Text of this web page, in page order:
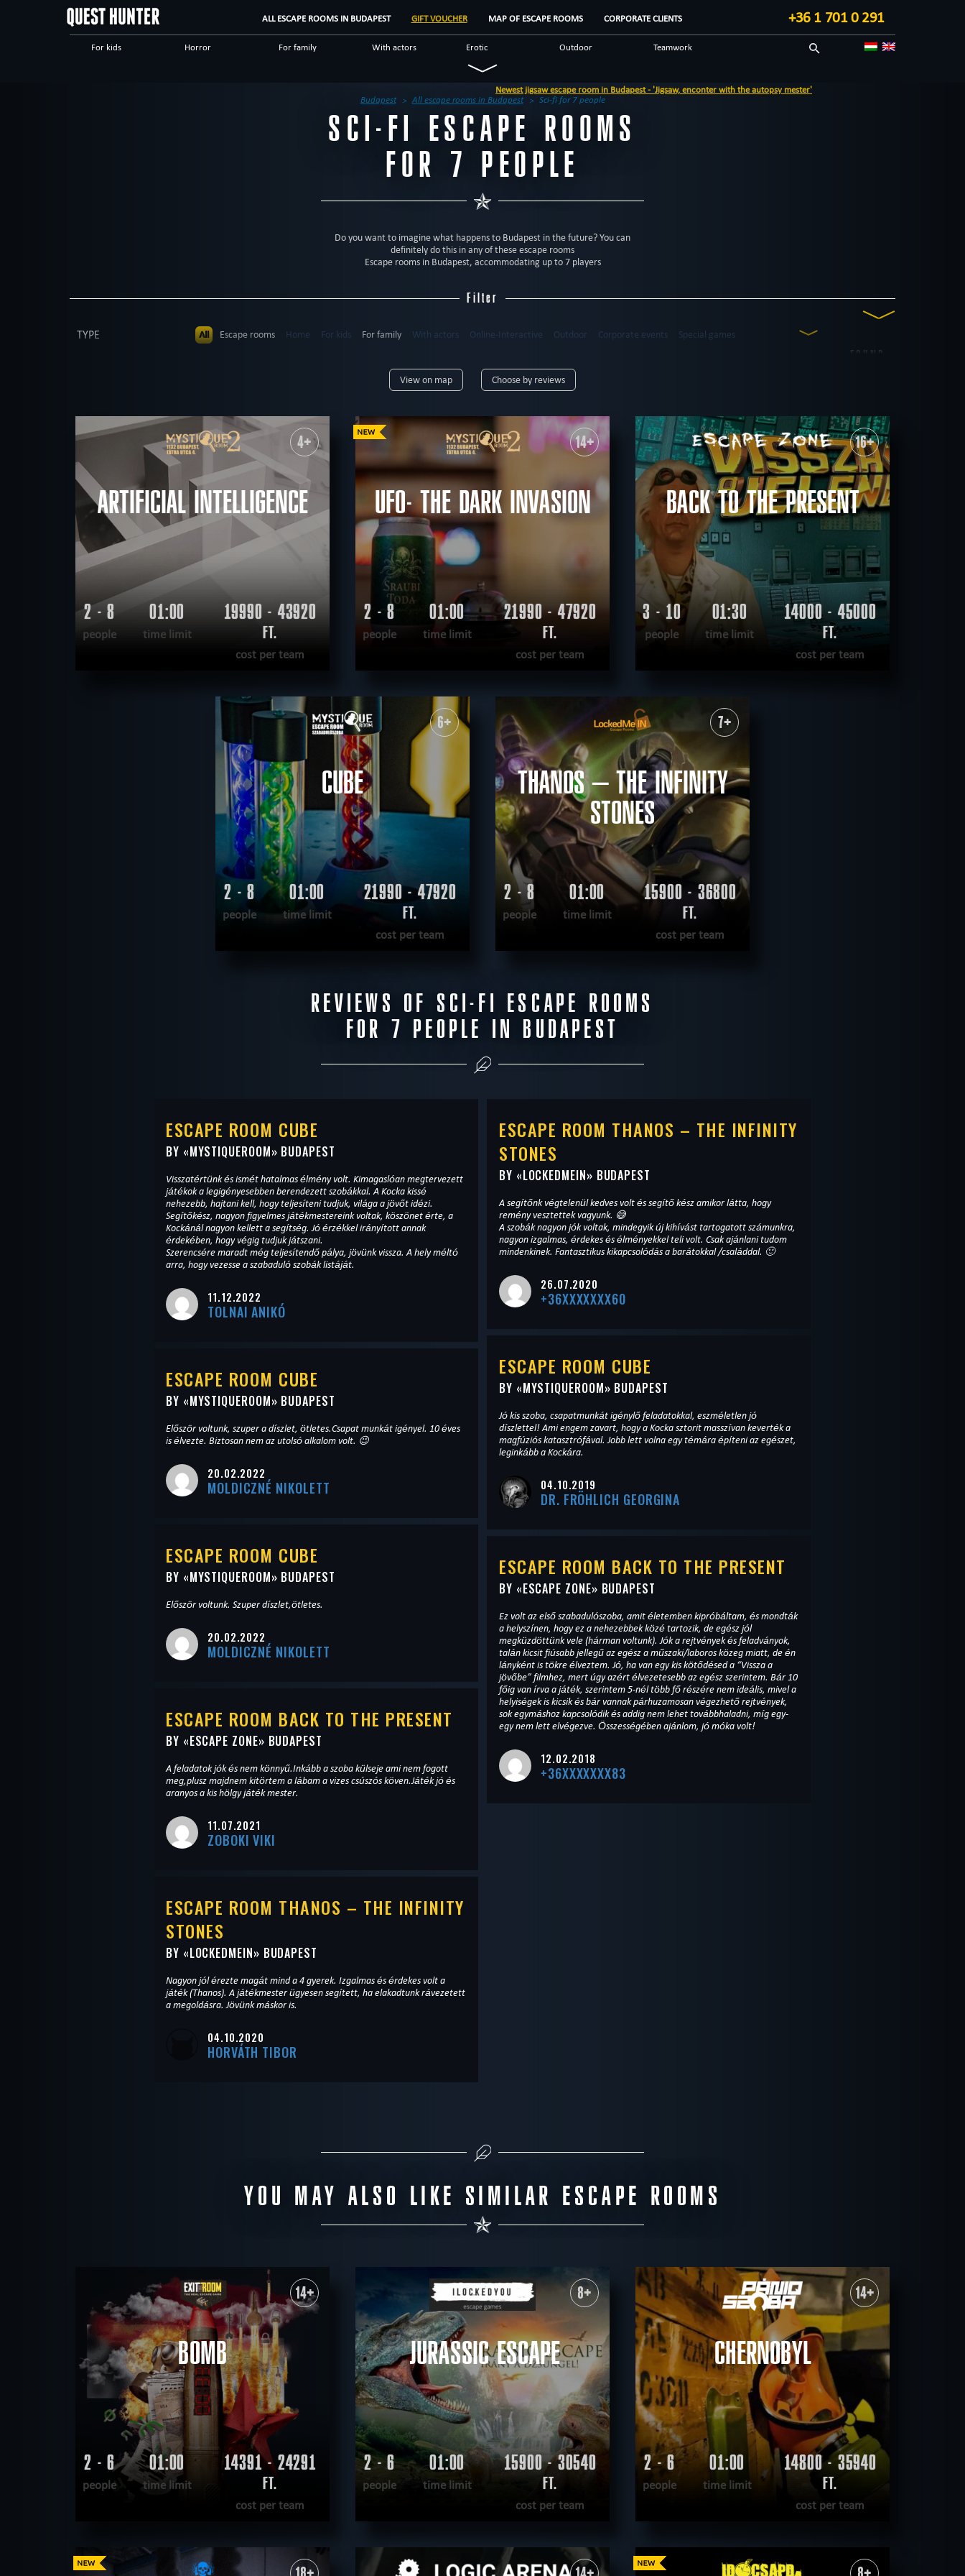
ALL ESCAPE ROOMS IN BUDAPEST GIFT VOUCHER MAP OF ESCAPE ROOMS CORPORATE CLIENTS +36 1 701 0 291
For kids Horror For family With actors Erotic Outdoor Teamwork
Mystical
Fantasy Unusual Scientific Technological
Escape rooms Brands Reviews
Newest jigsaw escape room in Budapest - 'Jigsaw, enconter with the autopsy mester'
Budapest All escape rooms in Budapest Sci-fi for 7 people
SCI-FI ESCAPE ROOMS
FOR 7 PEOPLE
Do you want to imagine what happens to Budapest in the future? You can
definitely do this in any of these escape rooms
Escape rooms in Budapest, accommodating up to 7 players
Filter
FOUND
TYPE All Escape rooms Home For kids For family With actors Online-Interactive Outdoor Corporate events
Special games
14+ 16+ 18+
THEME mysterious Kids party mysterious horror high-tech erotic extremely difficult adventurous western
city walk game
military
mystical detective logical virtual reality historical fantasy unusual
save yourself
scary
technological according to the movie steampunk
CLEAR FILTERS ALL ROOMS
View on map Choose by reviews
4+
ARTIFICIAL INTELLIGENCE
2 - 8
people
01:00
time limit
19990 - 43920
FT.
cost per team
COMPLETED
14+
UFO- THE DARK INVASION
2 - 8
people
01:00
time limit
21990 - 47920
FT.
cost per team
WANT TO ESCAPE COMPLETED
16+
BACK TO THE PRESENT
3 - 10
people
01:30
time limit
14000 - 45000
FT.
cost per team
WANT TO ESCAPE
6+
CUBE
2 - 8
people
01:00
time limit
21990 - 47920
FT.
cost per team
WANT TO ESCAPE COMPLETED
7+
THANOS – THE INFINITY
STONES
2 - 8
people
01:00
time limit
15900 - 36800
FT.
cost per team
WANT TO ESCAPE | COMPLETED
REVIEWS OF SCI-FI ESCAPE ROOMS
FOR 7 PEOPLE IN BUDAPEST
ESCAPE ROOM CUBE
BY «MYSTIQUEROOM» BUDAPEST
Visszatértünk és ismét hatalmas élmény volt. Kimagaslóan megtervezett
játékok a legigényesebben berendezett szobákkal. A Kocka kissé
nehezebb, hajtani kell, hogy teljesíteni tudjuk, világa a jövőt idézi.
Segítőkész, nagyon figyelmes játékmestereink voltak, köszönet érte, a
Kockánál nagyon kellett a segítség. Jó érzékkel irányított annak
érdekében, hogy végig tudjuk játszani.
Szerencsére maradt még teljesítendő pálya, jövünk vissza. A hely méltó
arra, hogy vezesse a szabaduló szobák listáját.
11.12.2022
TOLNAI ANIKÓ
ESCAPE ROOM CUBE
BY «MYSTIQUEROOM» BUDAPEST
Először voltunk, szuper a díszlet, ötletes.Csapat munkát igényel. 10 éves
is élvezte. Biztosan nem az utolsó alkalom volt. 😉
20.02.2022
MOLDICZNÉ NIKOLETT
ESCAPE ROOM CUBE
BY «MYSTIQUEROOM» BUDAPEST
Először voltunk. Szuper díszlet,ötletes.
20.02.2022
MOLDICZNÉ NIKOLETT
ESCAPE ROOM BACK TO THE PRESENT
BY «ESCAPE ZONE» BUDAPEST
A feladatok jók és nem könnyű.Inkább a szoba külseje ami nem fogott
meg,plusz majdnem kitörtem a lábam a vizes csúszós köven.Játék jó és
aranyos a kis hölgy játék mester.
11.07.2021
ZOBOKI VIKI
ESCAPE ROOM THANOS – THE INFINITY
STONES
BY «LOCKEDMEIN» BUDAPEST
Nagyon jól érezte magát mind a 4 gyerek. Izgalmas és érdekes volt a
játék (Thanos). A játékmester ügyesen segített, ha elakadtunk rávezetett
a megoldásra. Jövünk máskor is.
04.10.2020
HORVÁTH TIBOR
ESCAPE ROOM THANOS – THE INFINITY
STONES
BY «LOCKEDMEIN» BUDAPEST
A segítőnk végtelenül kedves volt és segítő kész amikor látta, hogy
remény vesztettek vagyunk. 😅
A szobák nagyon jók voltak, mindegyik új kihívást tartogatott számunkra,
nagyon izgalmas, érdekes és élményekkel teli volt. Csak ajánlani tudom
mindenkinek. Fantasztikus kikapcsolódás a barátokkal /családdal. 🙂
26.07.2020
+36XXXXXXX60
ESCAPE ROOM CUBE
BY «MYSTIQUEROOM» BUDAPEST
Jó kis szoba, csapatmunkát igénylő feladatokkal, eszméletlen jó
díszlettel! Ami engem zavart, hogy a Kocka sztorit masszívan keverték a
magfúziós katasztrófával. Jobb lett volna egy témára építeni az egészet,
leginkább a Kockára.
04.10.2019
DR. FRÖHLICH GEORGINA
ESCAPE ROOM BACK TO THE PRESENT
BY «ESCAPE ZONE» BUDAPEST
Ez volt az első szabadulószoba, amit életemben kipróbáltam, és mondták
a helyszínen, hogy ez a nehezebbek közé tartozik, de egész jól
megküzdöttünk vele (hárman voltunk). Jók a rejtvények és feladványok,
talán kicsit fiúsabb jellegű az egész a műszaki/laboros közeg miatt, de én
lányként is tökre élveztem. Jó, ha van egy kis kötődésed a “Vissza a
jövőbe” filmhez, mert úgy azért élvezetesebb az egész szerintem. Bár 10
főig van írva a játék, szerintem 5-nél több fő részére nem ideális, mivel a
helyiségek is kicsik és bár vannak párhuzamosan végezhető rejtvények,
sok egymáshoz kapcsolódik és addig nem lehet továbbhaladni, míg egy-
egy nem lett elvégezve. Összességében ajánlom, jó móka volt!
12.02.2018
+36XXXXXXX83
YOU MAY ALSO LIKE SIMILAR ESCAPE ROOMS
14+
BOMB
2 - 6
people
01:00
time limit
14391 - 24291
FT.
cost per team
WANT TO ESCAPE | COMPLETED
8+
JURASSIC ESCAPE
2 - 6
people
01:00
time limit
15900 - 30540
FT.
cost per team
WANT TO ESCAPE | COMPLETED
14+
CHERNOBYL
2 - 6
people
01:00
time limit
14800 - 35940
FT.
cost per team
WANT TO ESCAPE | COMPLETED